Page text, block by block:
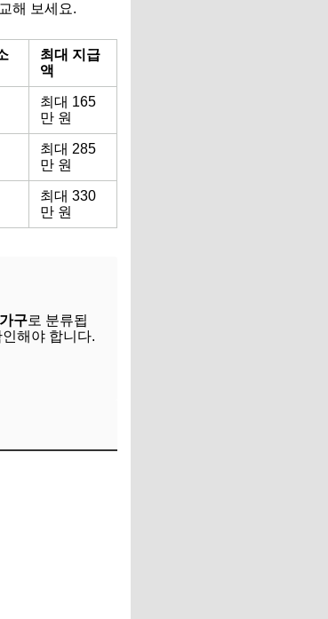
해 보세요.
최대 지급
액
최대 165
만 원
최대 285
만 원
최대 330
만 원
구로 분류됩
해야 합니다.